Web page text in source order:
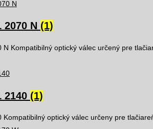
2070 N (1)
N Kompatibilný optický válec určený pre
2140 (1)
Kompatibilný optický válec určeny pre